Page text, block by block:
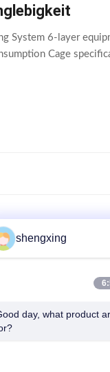
System 6-layer
Cage
shengxing
day, what product